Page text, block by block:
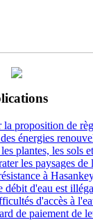
proposition de
énergies
plantes, les sols
les paysages de
à
débit d'eau est
d'accès à
de paiement de